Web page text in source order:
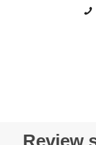
Review